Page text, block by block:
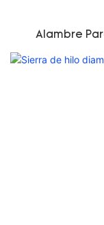
Alambre